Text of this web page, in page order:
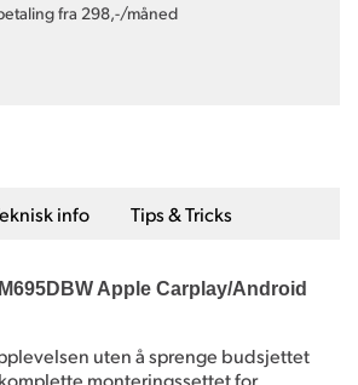
fra 298,-/måned
info Tips & Tricks
Apple Carplay/Android
uten å sprenge budsjettet
monteringssettet for